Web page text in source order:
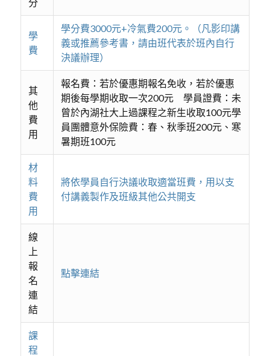
學
費
學分費3000元+冷氣費200元。（凡影印講
義或推薦參考書，請由班代表於班內自行
決議辦理）
其
他
費
用
報名費：若於優惠期報名免收，若於優惠
期後每學期收取一次200元 學員證費：未
曾於內湖社大上過課程之新生收取100元學
員團體意外保險費：春、秋季班200元、寒
暑期班100元
材
料
費
用
將依學員自行決議收取適當班費，用以支
付講義製作及班級其他公共開支
線
上
報
名
連
結
點擊連結
課
程